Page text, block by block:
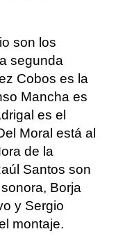
son los
segunda
Cobos es la
Mancha es
es el
Moral está al
de la
Santos son
Borja
y Sergio
montaje.